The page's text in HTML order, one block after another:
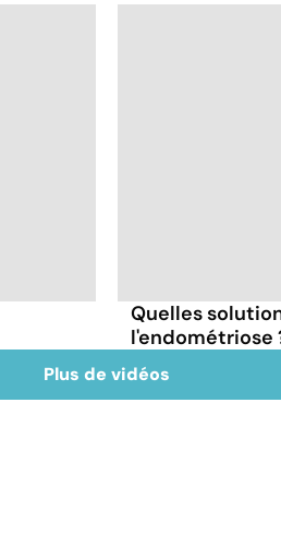
Quelles
l'endométriose
Plus de vidéos